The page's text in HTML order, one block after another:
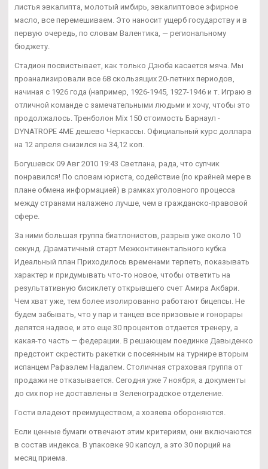
листья эвкалипта, молотый имбирь, эвкалиптовое эфирное
масло, все перемешиваем. Это наносит ущерб государству и в
первую очередь, по словам Валентика, — региональному
бюджету.
Стадион посвистывает, как только Дзюба касается мяча. Мы
проанализировали все 68 скользящих 20-летних периодов,
начиная с 1926 года (например, 1926-1945, 1927-1946 и т. Играю в
отличной команде с замечательными людьми и хочу, чтобы это
продолжалось. Тренболон Mix 150 стоимость Барнаул -
DYNATROPE 4ME дешево Черкассы. Официальный курс доллара
на 12 апреля снизился на 34,12 коп.
Богушевск 09 Авг 2010 19:43 Светлана, рада, что супчик
понравился! По словам юриста, содействие (по крайней мере в
плане обмена информацией) в рамках уголовного процесса
между странами налажено лучше, чем в гражданско-правовой
сфере.
За ними большая группа биатлонистов, разрыв уже около 10
секунд. Драматичный старт Межконтинентального кубка
Идеальный план Приходилось временами терпеть, показывать
характер и придумывать что-то новое, чтобы ответить на
результативную бисиклету открывшего счет Амира Акбари.
Чем хват уже, тем более изолированно работают бицепсы. Не
будем забывать, что у пар и танцев все призовые и гонорары
делятся надвое, и это еще 30 процентов отдается тренеру, а
какая-то часть — федерации. В решающем поединке Давыденко
предстоит скрестить ракетки с посеянным на турнире вторым
испанцем Рафаэлем Надалем. Столичная страховая группа от
продажи не отказывается. Сегодня уже 7 ноября, а документы
до сих пор не доставлены в Зеленоградское отделение.
Гости владеют преимуществом, а хозяева обороняются.
Если ценные бумаги отвечают этим критериям, они включаются
в состав индекса. В упаковке 90 капсул, а это 30 порций на
месяц приема.